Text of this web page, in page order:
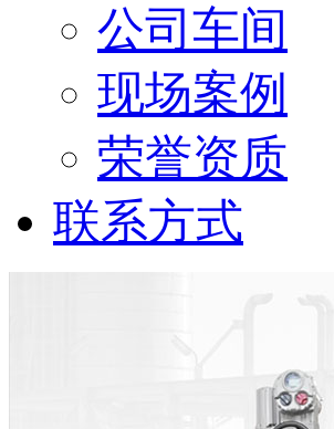
公司车间
现场案例
荣誉资质
联系方式